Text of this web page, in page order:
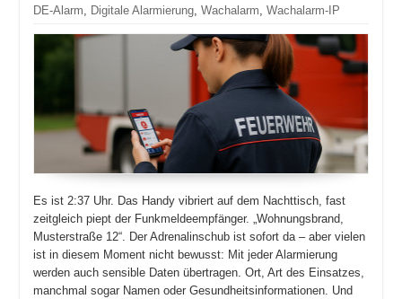
DE-Alarm
Digitale Alarmierung ,Wachalarm ,Wachalarm-IP
Es ist 2:37 Uhr. Das Handy vibriert auf dem Nachttisch, fast
zeitgleich piept der Funkmeldeempfänger. „Wohnungsbrand,
Musterstraße 12“. Der Adrenalinschub ist sofort da – aber vielen
ist in diesem Moment nicht bewusst: Mit jeder Alarmierung
werden auch sensible Daten übertragen. Ort, Art des Einsatzes,
manchmal sogar Namen oder Gesundheitsinformationen. Und